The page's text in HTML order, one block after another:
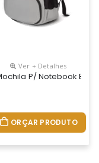
TrêsResistente À
Ver + Detalhes
P/ Notebook Em
ORÇAR PRODUTO